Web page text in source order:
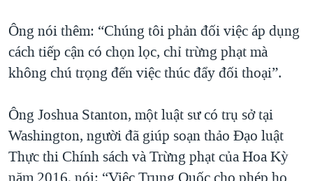
Ông nói thêm: “Chúng tôi phản đối việc áp dụng
cách tiếp cận có chọn lọc, chỉ trừng phạt mà
không chú trọng đến việc thúc đẩy đối thoại”.
Ông Joshua Stanton, một luật sư có trụ sở tại
Washington, người đã giúp soạn thảo Đạo luật
Thực thi Chính sách và Trừng phạt của Hoa Kỳ